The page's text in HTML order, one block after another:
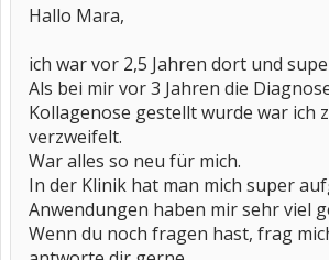
Hallo Mara,
ich war vor 2,5 Jahren dort und
Als bei mir vor 3 Jahren die
Kollagenose gestellt wurde war ich
verzweifelt.
War alles so neu für mich.
In der Klinik hat man mich super
Anwendungen haben mir sehr viel
Wenn du noch fragen hast, frag